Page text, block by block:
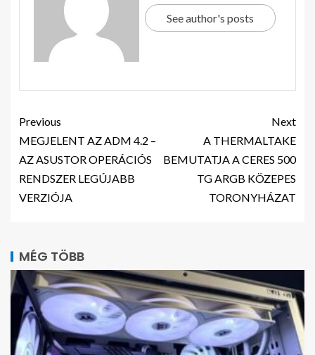
See author's posts
Previous
MEGJELENT AZ ADM 4.2 –
AZ ASUSTOR OPERÁCIÓS
RENDSZER LEGÚJABB
VERZIÓJA
Next
A THERMALTAKE
BEMUTATJA A CERES 500
TG ARGB KÖZEPES
TORONYHÁZAT
MÉG TÖBB